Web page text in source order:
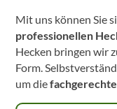
Mit uns können Sie
professionellen
Hecken bringen wir
Form.
um die